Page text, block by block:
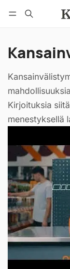
Kirjoituksia
menestyksellä